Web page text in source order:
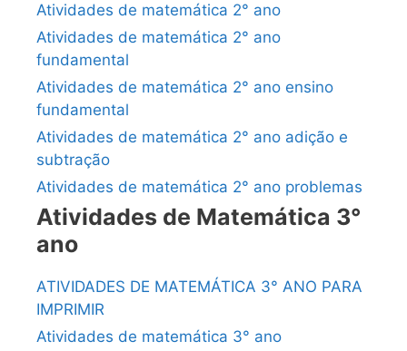
Atividades de matemática 2° ano
Atividades de matemática 2° ano
fundamental
Atividades de matemática 2° ano ensino
fundamental
Atividades de matemática 2° ano adição e
subtração
Atividades de matemática 2° ano problemas
Atividades de Matemática 3°
ano
ATIVIDADES DE MATEMÁTICA 3° ANO PARA
IMPRIMIR
Atividades de matemática 3° ano